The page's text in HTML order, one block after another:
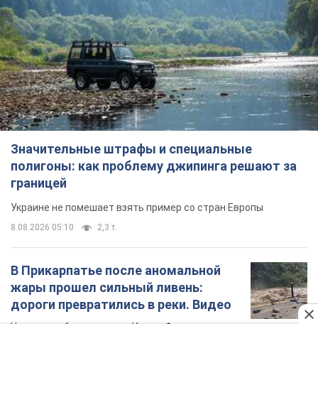
Значительные штрафы и специальные
полигоны: как проблему джипинга решают за
границей
Украине не помешает взять пример со стран Европы
8.08.2026 05:10 2,3 т.
В Прикарпатье после аномальной
жары прошел сильный ливень:
дороги превратились в реки. Видео
Непогода обрушилась на Ивано-Франковскую